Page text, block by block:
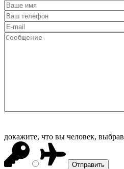
докажите, что вы человек, выбрав